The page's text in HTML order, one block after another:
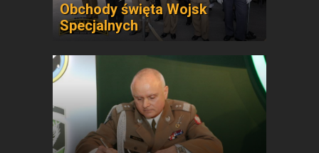
Obchody święta Wojsk
Specjalnych